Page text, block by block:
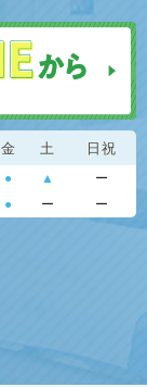
金 土 日祝
● ▲ ー
● ー ー